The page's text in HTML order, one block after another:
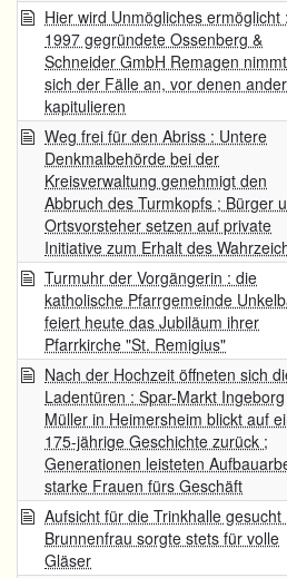
Hier wird Unmögliches ermöglicht
1997 gegründete Ossenberg &
Schneider GmbH Remagen nimmt
sich der Fälle an, vor denen
kapitulieren
Weg frei für den Abriss : Untere
Denkmalbehörde bei der
Kreisverwaltung genehmigt den
Abbruch des Turmkopfs ; Bürger
Ortsvorsteher setzen auf private
Initiative zum Erhalt des
Turmuhr der Vorgängerin : die
katholische Pfarrgemeinde
feiert heute das Jubiläum ihrer
Pfarrkirche "St. Remigius"
Nach der Hochzeit öffneten sich
Ladentüren : Spar-Markt Ingeborg
Müller in Heimersheim blickt auf
175-jährige Geschichte zurück ;
Generationen leisteten
starke Frauen fürs Geschäft
Aufsicht für die Trinkhalle gesucht
Brunnenfrau sorgte stets für volle
Gläser